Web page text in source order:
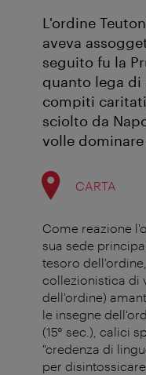
L'ordine
aveva
seguito fu la
quanto lega di
compiti
sciolto da
volle
CARTA
Come reazione
sua sede
tesoro
collezionistica di
dell'ordine)
le insegne
(15° sec.), calici
"credenza di
per